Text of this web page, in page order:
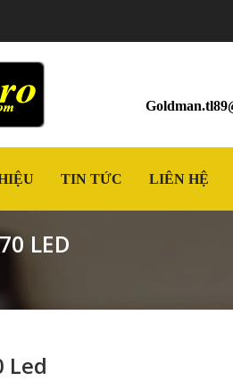
TIN TỨC LIÊN HỆ
LED
Led